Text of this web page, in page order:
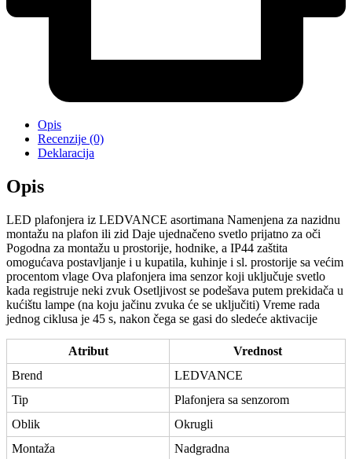
Opis
Recenzije (0)
Deklaracija
Opis
LED plafonjera iz LEDVANCE asortimana Namenjena za nazidnu
montažu na plafon ili zid Daje ujednačeno svetlo prijatno za oči
Pogodna za montažu u prostorije, hodnike, a IP44 zaštita
omogućava postavljanje i u kupatila, kuhinje i sl. prostorije sa većim
procentom vlage Ova plafonjera ima senzor koji uključuje svetlo
kada registruje neki zvuk Osetljivost se podešava putem prekidača u
kućištu lampe (na koju jačinu zvuka će se uključiti) Vreme rada
jednog ciklusa je 45 s, nakon čega se gasi do sledeće aktivacije
Atribut
Vrednost
Brend
LEDVANCE
Tip
Plafonjera sa senzorom
Oblik
Okrugli
Montaža
Nadgradna